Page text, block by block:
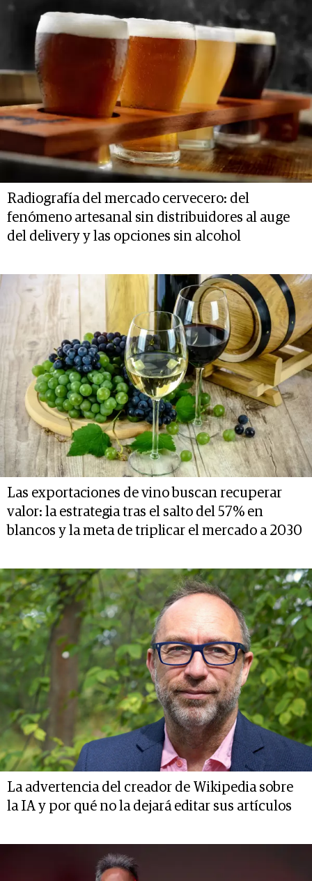
Radiografía del mercado cervecero: del
fenómeno artesanal sin distribuidores al auge
del delivery y las opciones sin alcohol
Las exportaciones de vino buscan recuperar
valor: la estrategia tras el salto del 57% en
blancos y la meta de triplicar el mercado a 2030
La advertencia del creador de Wikipedia sobre
la IA y por qué no la dejará editar sus artículos